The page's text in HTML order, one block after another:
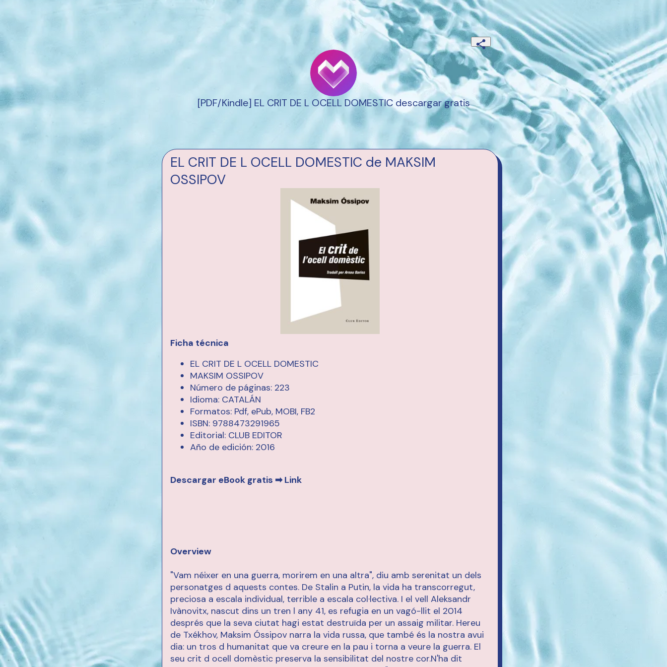
[PDF/Kindle] EL CRIT DE L OCELL DOMESTIC descargar gratis
EL CRIT DE L OCELL DOMESTIC de MAKSIM
OSSIPOV
Ficha técnica
EL CRIT DE L OCELL DOMESTIC
MAKSIM OSSIPOV
Número de páginas: 223
Idioma: CATALÁN
Formatos: Pdf, ePub, MOBI, FB2
ISBN: 9788473291965
Editorial: CLUB EDITOR
Año de edición: 2016
Descargar eBook gratis ➡Link
Overview
"Vam néixer en una guerra, morirem en una altra", diu amb serenitat un dels
personatges d aquests contes. De Stalin a Putin, la vida ha transcorregut,
preciosa a escala individual, terrible a escala col·lectiva. I el vell Aleksandr
Ivànovitx, nascut dins un tren l any 41, es refugia en un vagó-llit el 2014
després que la seva ciutat hagi estat destruïda per un assaig militar. Hereu
de Txékhov, Maksim Óssipov narra la vida russa, que també és la nostra avui
dia: un tros d humanitat que va creure en la pau i torna a veure la guerra. El
seu crit d ocell domèstic preserva la sensibilitat del nostre cor.N'ha dit